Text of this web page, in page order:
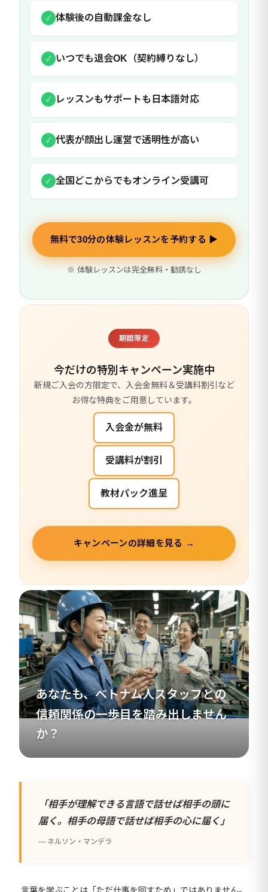
✓ 体験後の自動課金なし
✓ いつでも退会OK（契約縛りなし）
✓ レッスンもサポートも日本語対応
✓ 代表が顔出し運営で透明性が高い
✓ 全国どこからでもオンライン受講可
無料で30分の体験レッスンを予約する ▶
※ 体験レッスンは完全無料・勧誘なし
期間限定
今だけの特別キャンペーン実施中
新規ご入会の方限定で、入会金無料＆受講料割引など
お得な特典をご用意しています。
入会金が無料
受講料が割引
教材パック進呈
キャンペーンの詳細を見る →
あなたも、ベトナム人スタッフとの
信頼関係の一歩目を踏み出しません
か？
「相手が理解できる言語で話せば相手の頭に
届く。相手の母語で話せば相手の心に届く」
— ネルソン・マンデラ